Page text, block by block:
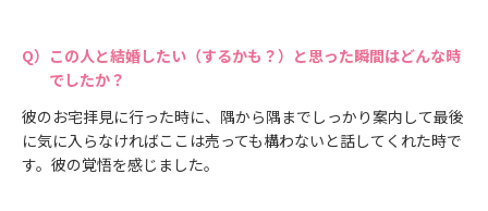
この人と結婚したい（するかも？）と思った瞬間はどんな時
でしたか？
彼のお宅拝見に行った時に、隅から隅までしっかり案内して最後
に気に入らなければここは売っても構わないと話してくれた時で
す。彼の覚悟を感じました。